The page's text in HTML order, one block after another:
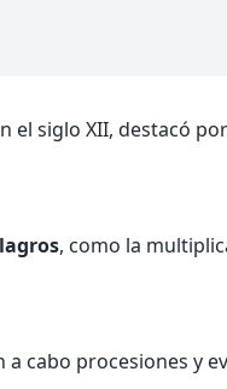
siglo XII, destacó
, como la
cabo procesiones y